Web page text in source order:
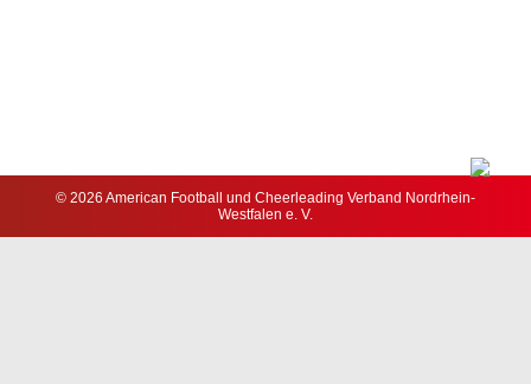
© 2026 American Football und Cheerleading Verband Nordrhein-
Westfalen e. V.